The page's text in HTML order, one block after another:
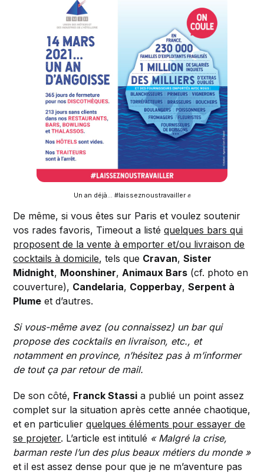
Un an déjà… #laisseznoustravailler ✊
De même, si vous êtes sur Paris et voulez soutenir
vos rades favoris, Timeout a listéquelques bars qui
proposent de la vente à emporter et/ou livraison de
cocktails à domicile, tels que Cravan,Sister
Midnight, Moonshiner, Animaux Bars (cf. photo en
couverture), Candelaria, Copperbay,Serpent à
Plume et d’autres.
Si vous-même avez (ou connaissez) un bar qui
propose des cocktails en livraison, etc., et
notamment en province, n’hésitez pas à m’informer
de tout ça par retour de mail.
De son côté, Franck Stassi a publié un point assez
complet sur la situation après cette année chaotique,
et en particulierquelques éléments pour essayer de
se projeter. L’article est intitulé « Malgré la crise,
barman reste l’un des plus beaux métiers du monde »
et il est assez dense pour que je ne m’aventure pas